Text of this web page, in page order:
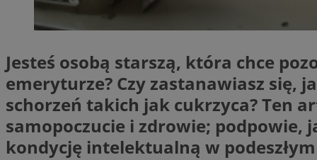
Jesteś osobą starszą, która chce
emeryturze? Czy zastanawiasz się,
schorzeń takich jak cukrzyca? Ten
samopoczucie i zdrowie; podpowie,
kondycję intelektualną w
Nazwa
Nazwa